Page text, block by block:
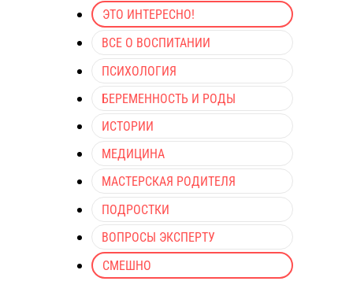
ЭТО ИНТЕРЕСНО!
ВСЕ О ВОСПИТАНИИ
ПСИХОЛОГИЯ
БЕРЕМЕННОСТЬ И РОДЫ
ИСТОРИИ
МЕДИЦИНА
МАСТЕРСКАЯ РОДИТЕЛЯ
ПОДРОСТКИ
ВОПРОСЫ ЭКСПЕРТУ
СМЕШНО